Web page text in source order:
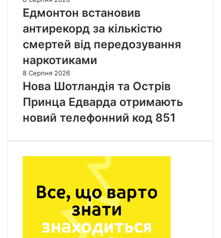
Едмонтон встановив
антирекорд за кількістю
смертей від передозування
наркотиками
8 Серпня 2026
Нова Шотландія та Острів
Принца Едварда отримають
новий телефонний код 851